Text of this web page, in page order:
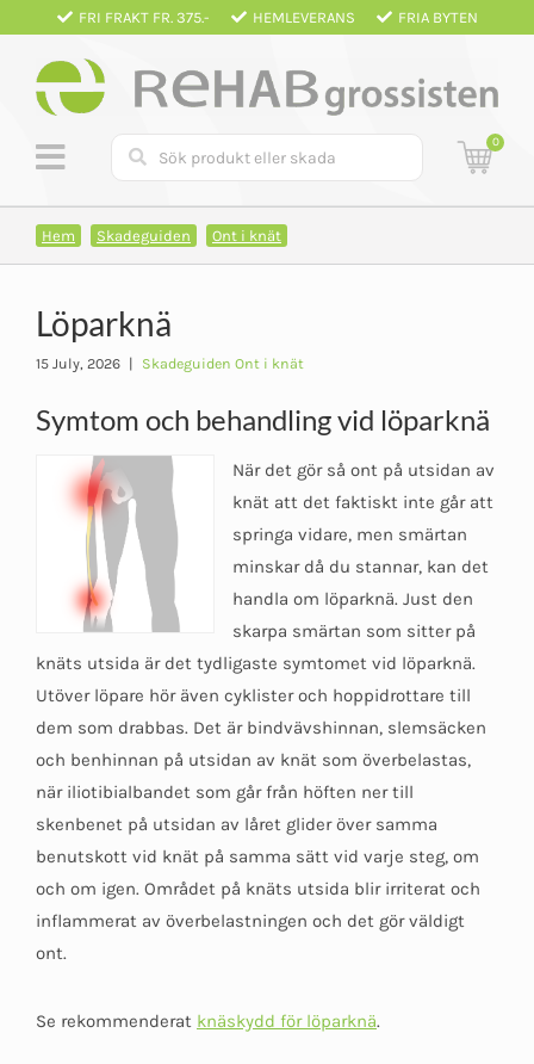
Fortsätt
innehållet
FRI FRAKT FR. 375.- HEMLEVERANS FRIA BYTEN
0
Hem Skadeguiden Ont i knät
Löparknä
15 July, 2026 Skadeguiden Ont i knät
Symtom och behandling vid löparknä
När det gör så ont på utsidan av
knät att det faktiskt inte går att
springa vidare, men smärtan
minskar då du stannar, kan det
handla om löparknä. Just den
skarpa smärtan som sitter på
knäts utsida är det tydligaste symtomet vid löparknä.
Utöver löpare hör även cyklister och hoppidrottare till
dem som drabbas. Det är bindvävshinnan, slemsäcken
och benhinnan på utsidan av knät som överbelastas,
när iliotibialbandet som går från höften ner till
skenbenet på utsidan av låret glider över samma
benutskott vid knät på samma sätt vid varje steg, om
och om igen. Området på knäts utsida blir irriterat och
inflammerat av överbelastningen och det gör väldigt
ont.
Se rekommenderat knäskydd för löparknä.